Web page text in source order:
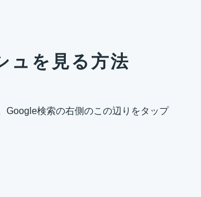
を見る方法
Google検索の右側のこの辺りをタップ